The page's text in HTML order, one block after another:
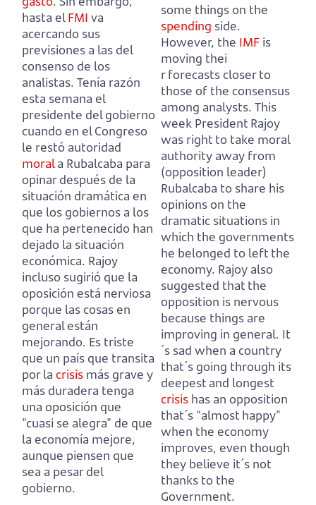
hasta elFMI va
acercando sus
previsiones a las del
consenso de los
analistas. Tenía razón
esta semana el
presidente del gobierno
cuando en el Congreso
le restó autoridad
morala Rubalcaba para
opinar después de la
situación dramática en
que los gobiernos a los
que ha pertenecido han
dejado la situación
económica. Rajoy
incluso sugirió que la
oposición está nerviosa
porque las cosas en
general están
mejorando. Es triste
que un país que transita
por la crisis más grave y
más duradera tenga
una oposición que
"cuasi se alegra" de que
la economía mejore,
aunque piensen que
sea a pesar del
gobierno.
some things on the
spending side.
However, the IMF is
moving thei
r forecasts closer to
those of the consensus
among analysts. This
week President Rajoy
was right to take moral
authority away from
(opposition leader)
Rubalcaba to share his
opinions on the
dramatic situations in
which the governments
he belonged to left the
economy. Rajoy also
suggested that the
opposition is nervous
because things are
improving in general. It
´s sad when a country
that´s going through its
deepest and longest
crisis has an opposition
that´s “almost happy”
when the economy
improves, even though
they believe it´s not
thanks to the
Government.